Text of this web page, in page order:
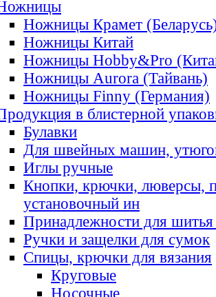
Ножницы Крамет
Ножницы Китай
Ножницы Hobby&Pro
Ножницы Aurora (Тайвань)
Ножницы Finny (Германия)
в блистерной
Булавки
Для швейных машин,
Иглы ручные
Кнопки, крючки, люверсы,
установочный ин
Принадлежности для шитья
Ручки и защелки для сумок
Спицы, крючки для вязания
Круговые
Носочные